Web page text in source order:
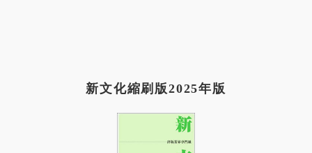
新文化縮刷版2025年版